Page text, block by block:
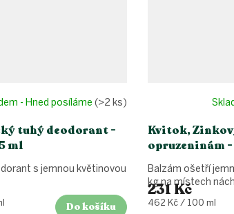
tuhý deodorant -
ml
- Hned posíláme (>2 ks)
Do košíku
s jemnou květinovou
Kvitok,
opruzeninám
50ml
231 Kč
Měrná
462 Kč / 100 ml
Balzám ošetří
kg na místech